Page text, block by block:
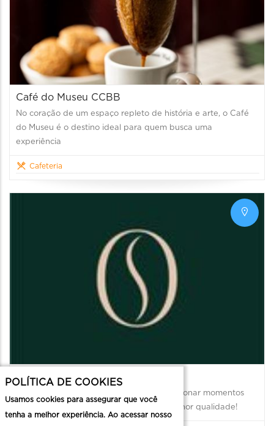
Café do Museu CCBB
No coração de um espaço repleto de história e arte, o Café
do Museu é o destino ideal para quem busca uma
experiência
Cafeteria
Café do Porto
O Café do Porto tem a missão de proporcionar momentos
aconchegantes e inesquecíveis com a melhor qualidade!
POLÍTICA DE COOKIES
Usamos cookies para assegurar que você
tenha a melhor experiência. Ao acessar nosso